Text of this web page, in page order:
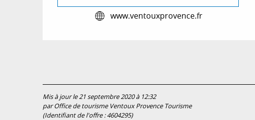
www.ventouxprovence.fr
Mis à jour le 21 septembre 2020 à 12:32
par Office de tourisme Ventoux Provence Tourisme
(Identifiant de l'offre :4604295)